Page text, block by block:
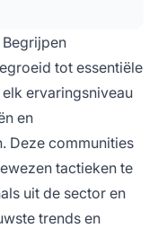
marketing
tot essentiële
ervaringsniveau
en
Deze communities
tactieken te
uit de sector en
trends en